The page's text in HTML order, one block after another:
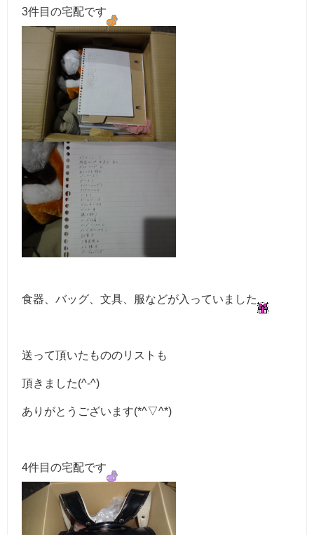
3件目の宅配です
食器、バッグ、文具、服などが入っていました
送って頂いたもののリストも
頂きました(^-^)
ありがとうございます(*^▽^*)
4件目の宅配です